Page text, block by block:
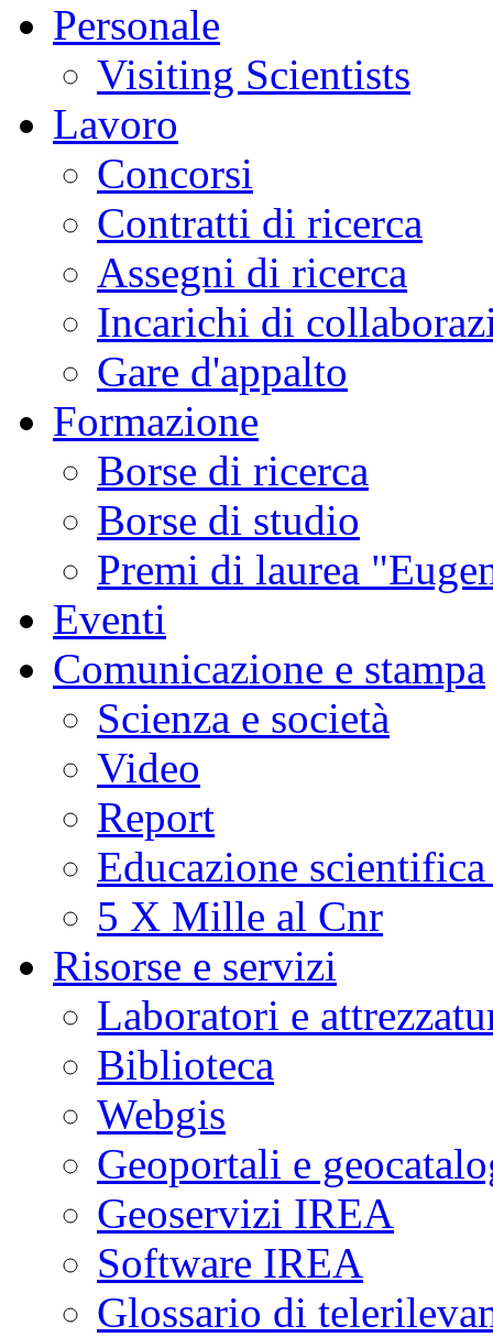
Personale
Visiting Scientists
Lavoro
Concorsi
Contratti di ricerca
Assegni di ricerca
Incarichi di
Gare d'appalto
Formazione
Borse di ricerca
Borse di studio
Premi di laurea
Eventi
Comunicazione e stampa
Scienza e società
Video
Report
Educazione
5 X Mille al Cnr
Risorse e servizi
Laboratori e
Biblioteca
Webgis
Geoportali e
Geoservizi IREA
Software IREA
Glossario di